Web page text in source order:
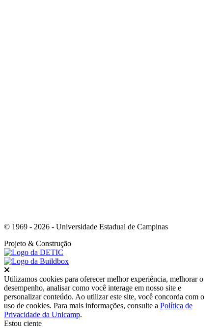
© 1969 - 2026 - Universidade Estadual de Campinas
Projeto & Construção
Utilizamos cookies para oferecer melhor experiência, melhorar o
desempenho, analisar como você interage em nosso site e
personalizar conteúdo. Ao utilizar este site, você concorda com o
uso de cookies. Para mais informações, consulte a Política de
Privacidade da Unicamp.
Estou ciente